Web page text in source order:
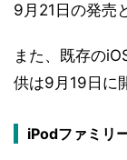
9月21日の発売
また、既存の
供は9月19日に
iPodファミリ